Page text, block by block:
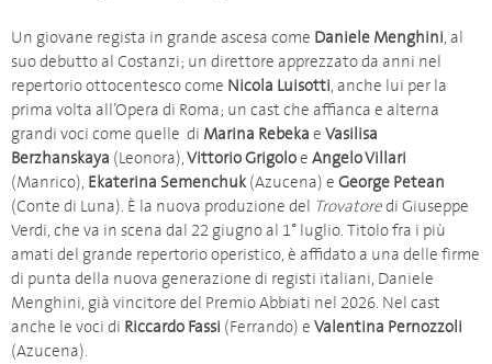
Un giovane regista in grande ascesa come Daniele Menghini, al
suo debutto al Costanzi; un direttore apprezzato da anni nel
repertorio ottocentesco come Nicola Luisotti, anche lui per la
prima volta all’Opera di Roma; un cast che affianca e alterna
grandi voci come quelle di Marina Rebeka e Vasilisa
Berzhanskaya (Leonora),Vittorio Grigoloe Angelo Villari
(Manrico), Ekaterina Semenchuk(Azucena) e George Petean
(Conte di Luna). È la nuova produzione del Trovatoredi Giuseppe
Verdi, che va in scena dal 22 giugno al 1° luglio. Titolo fra i più
amati del grande repertorio operistico, è affidato a una delle firme
di punta della nuova generazione di registi italiani, Daniele
Menghini, già vincitore del Premio Abbiati nel 2026. Nel cast
anche le voci di Riccardo Fassi (Ferrando) e Valentina Pernozzoli
(Azucena).